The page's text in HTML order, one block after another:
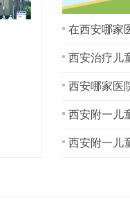
在西安哪家
西安治疗儿
西安附一儿
西安附一儿